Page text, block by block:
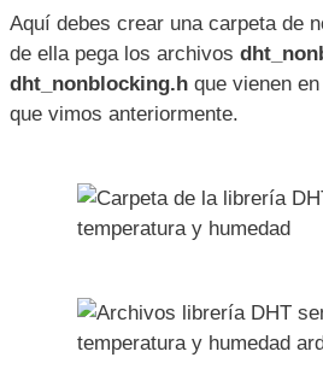
verifica que lo haya
en las opciones del IDE.
Bien ahora solo demos de alta
el IDE de Arduino, para ello lo que
a esta en tus archivos de
C:\Users\tu_usuario